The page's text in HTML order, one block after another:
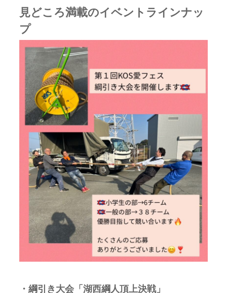
見どころ満載のイベントラインナッ
プ
・綱引き大会「湖西綱人頂上決戦」